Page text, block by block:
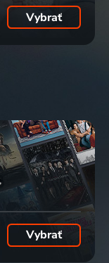
Vybrať
Vybrať